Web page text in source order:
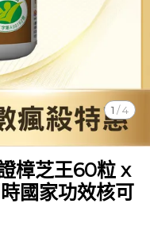
1 /4
樟芝王60粒 x
國家功效核可